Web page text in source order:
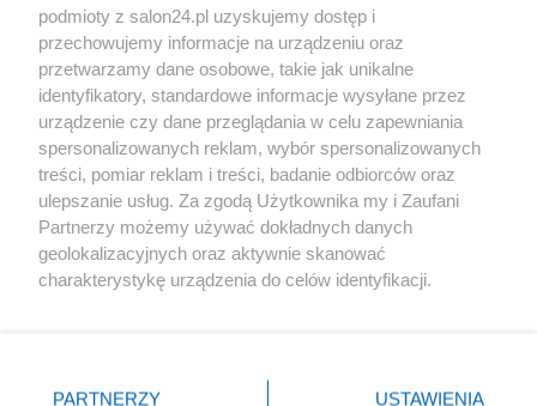
Społeczeństwo
Kultura
X Facebook Instagram Youtube
podmioty z salon24.pl uzyskujemy dostęp i
przechowujemy informacje na urządzeniu oraz
przetwarzamy dane osobowe, takie jak unikalne
identyfikatory, standardowe informacje wysyłane przez
urządzenie czy dane przeglądania w celu zapewniania
spersonalizowanych reklam, wybór spersonalizowanych
treści, pomiar reklam i treści, badanie odbiorców oraz
ulepszanie usług. Za zgodą Użytkownika my i Zaufani
Partnerzy możemy używać dokładnych danych
geolokalizacyjnych oraz aktywnie skanować
charakterystykę urządzenia do celów identyfikacji.
zmienić/wycofać klikając przycisk ustawień prywatności
PARTNERZY USTAWIENIA